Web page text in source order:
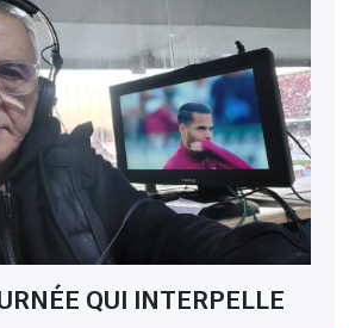
QUI INTERPELLE